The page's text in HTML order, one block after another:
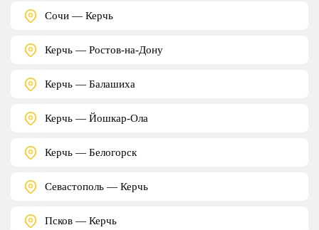
Сочи — Керчь
Керчь — Ростов-на-Дону
Керчь — Балашиха
Керчь — Йошкар-Ола
Керчь — Белогорск
Севастополь — Керчь
Псков — Керчь